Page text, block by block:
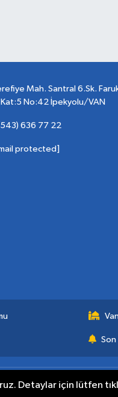
Mah. Santral 6.Sk.
Kat:5 No:42 İpekyolu/VAN
636 77 22
protected]
Detaylar için lütfen